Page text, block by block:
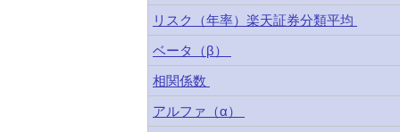
リスク（年率）楽天証券分類平均
ベータ（β）
相関係数
アルファ（α）